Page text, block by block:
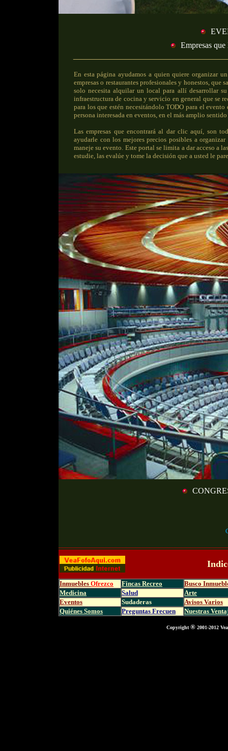
Empresas
En esta página ayudamos a quien quiere organizar
empresas o restaurantes profesionales y honestos,
solo necesita alquilar un local para allí desarrollar
infraestructura de cocina y servicio en general que se
para los que estén necesitándolo TODO para el
persona interesada en eventos, en el más amplio
Las empresas que encontrará al dar clic aquí, son
ayudarle con los mejores precios posibles a
maneje su evento. Este portal se limita a dar acceso a
estudie, las evalúe y tome la decisión que a usted le
Inmuebles Ofrezco Fincas Recreo
Busco
Medicina
Salud
Arte
Eventos
Sudaderas
Avisos Varios
Quiénes Somos
Preguntas Frecuen Nuestras
Copyright ® 2001-2012